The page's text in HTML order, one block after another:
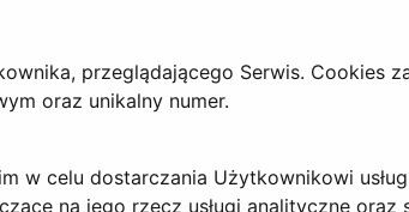
przeglądającego Serwis. Cookies
oraz unikalny numer.
w celu dostarczania Użytkownikowi
na jego rzecz usługi analityczne